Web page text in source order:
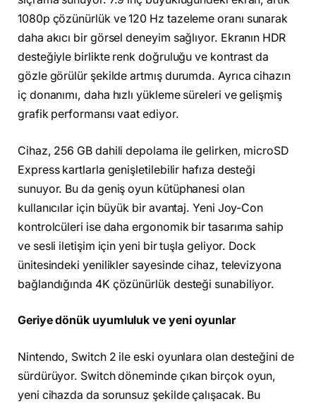
1080p çözünürlük ve 120 Hz tazeleme oranı sunarak
daha akıcı bir görsel deneyim sağlıyor. Ekranın HDR
desteğiyle birlikte renk doğruluğu ve kontrast da
gözle görülür şekilde artmış durumda. Ayrıca cihazın
iç donanımı, daha hızlı yükleme süreleri ve gelişmiş
grafik performansı vaat ediyor.
Cihaz, 256 GB dahili depolama ile gelirken, microSD
Express kartlarla genişletilebilir hafıza desteği
sunuyor. Bu da geniş oyun kütüphanesi olan
kullanıcılar için büyük bir avantaj. Yeni Joy-Con
kontrolcüleri ise daha ergonomik bir tasarıma sahip
ve sesli iletişim için yeni bir tuşla geliyor. Dock
ünitesindeki yenilikler sayesinde cihaz, televizyona
bağlandığında 4K çözünürlük desteği sunabiliyor.
Geriye dönük uyumluluk ve yeni oyunlar
Nintendo, Switch 2 ile eski oyunlara olan desteğini de
sürdürüyor. Switch döneminde çıkan birçok oyun,
yeni cihazda da sorunsuz şekilde çalışacak. Bu